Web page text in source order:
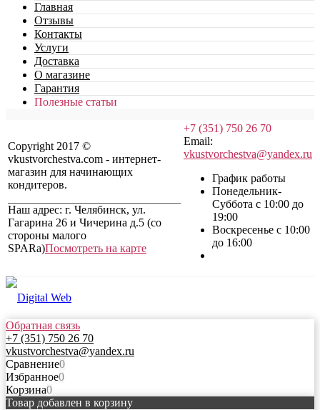
Главная
Отзывы
Контакты
Услуги
Доставка
О магазине
Гарантия
Полезные статьи
Copyright 2017 ©
vkustvorchestva.com - интернет-
магазин для начинающих
кондитеров.
Наш адрес: г. Челябинск, ул.
Гагарина 26 и Чичерина д.5 (со
стороны малого
SPARa)Посмотреть на карте
+7 (351) 750 26 70
Email:
vkustvorchestva@yandex.ru
График работы
Понедельник-
Суббота с 10:00 до
19:00
Воскресенье с 10:00
до 16:00
Обратная связь
+7 (351) 750 26 70
vkustvorchestva@yandex.ru
Сравнение0
Избранное0
Корзина0
Товар добавлен в корзину